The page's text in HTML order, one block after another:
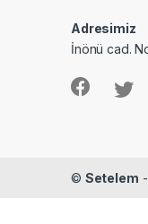
Adresimiz
İnönü cad.
© Setelem